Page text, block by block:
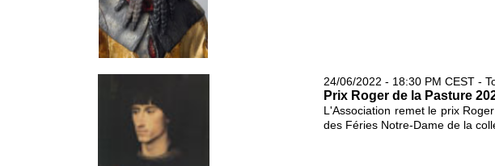
24/06/2022 - 18:30 PM CEST -
Prix Roger de la Pasture
L'Association remet le prix
des Féries Notre-Dame de la